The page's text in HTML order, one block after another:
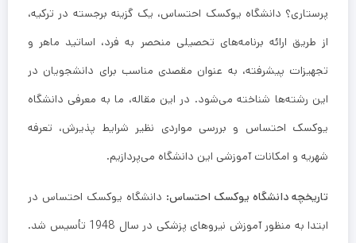
پرستاری؟ دانشگاه یوکسک احتساس، یک گزینه برجسته در ترکیه،
از طریق ارائه برنامه‌های تحصیلی منحصر به فرد، اساتید ماهر و
تجهیزات پیشرفته، به عنوان مقصدی مناسب برای دانشجویان در
این رشته‌ها شناخته می‌شود. در این مقاله، ما به معرفی دانشگاه
یوکسک احتساس و بررسی مواردی نظیر شرایط پذیرش، تعرفه
شهریه و امکانات آموزشی این دانشگاه می‌پردازیم.
تاریخچه دانشگاه یوکسک احتساس: دانشگاه یوکسک احتساس در
ابتدا به منظور آموزش نیروهای پزشکی در سال 1948 تأسیس شد.